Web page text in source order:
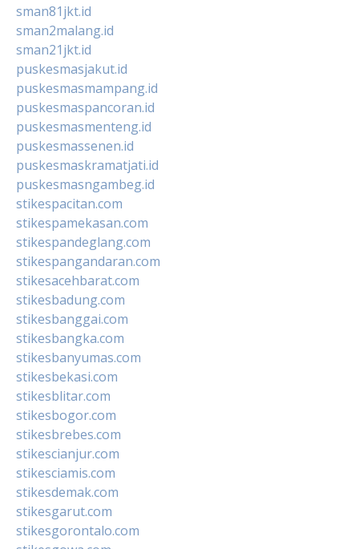
sman81jkt.id
sman2malang.id
sman21jkt.id
puskesmasjakut.id
puskesmasmampang.id
puskesmaspancoran.id
puskesmasmenteng.id
puskesmassenen.id
puskesmaskramatjati.id
puskesmasngambeg.id
stikespacitan.com
stikespamekasan.com
stikespandeglang.com
stikespangandaran.com
stikesacehbarat.com
stikesbadung.com
stikesbanggai.com
stikesbangka.com
stikesbanyumas.com
stikesbekasi.com
stikesblitar.com
stikesbogor.com
stikesbrebes.com
stikescianjur.com
stikesciamis.com
stikesdemak.com
stikesgarut.com
stikesgorontalo.com